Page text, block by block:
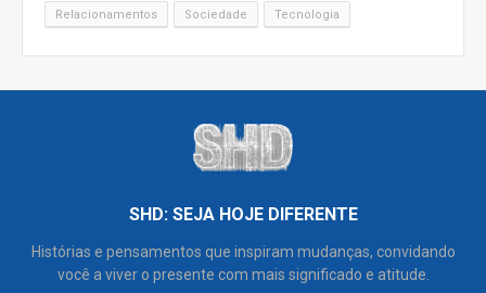
Relacionamentos Sociedade Tecnologia
SHD: SEJA HOJE DIFERENTE
Histórias e pensamentos que inspiram mudanças, convidando
você a viver o presente com mais significado e atitude.